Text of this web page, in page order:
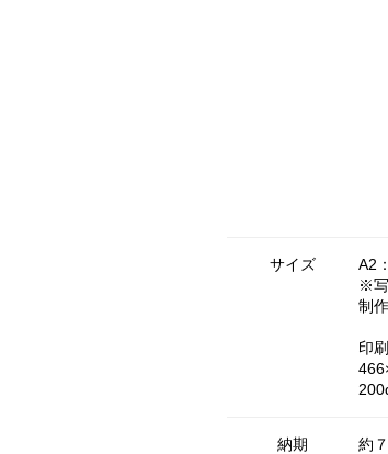
サイズ
A2
※写
制
印
納期
約